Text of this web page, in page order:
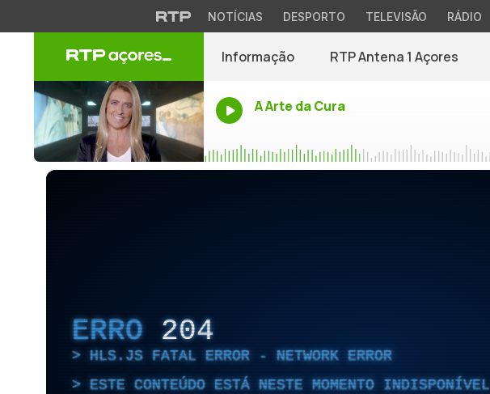
NOTÍCIAS DESPORTO TELEVISÃO RÁDIO
Informação RTP Antena 1 Açores
A Arte da Cura
ERRO 204
HLS.JS FATAL ERROR - NETWORK ERROR
ESTE CONTEÚDO ESTÁ NESTE MOMENTO INDISPONÍVEL